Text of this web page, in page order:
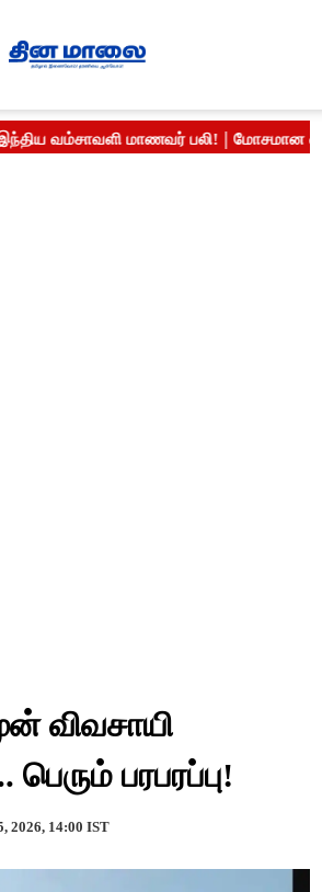
விவசாயி
பெரும் பரபரப்பு!
2026, 14:00 IST